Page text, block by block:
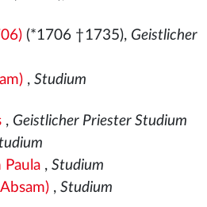
(*1706 †1735), Geistlicher
, Studium
, Geistlicher Priester Studium
Paula, Studium
, Studium